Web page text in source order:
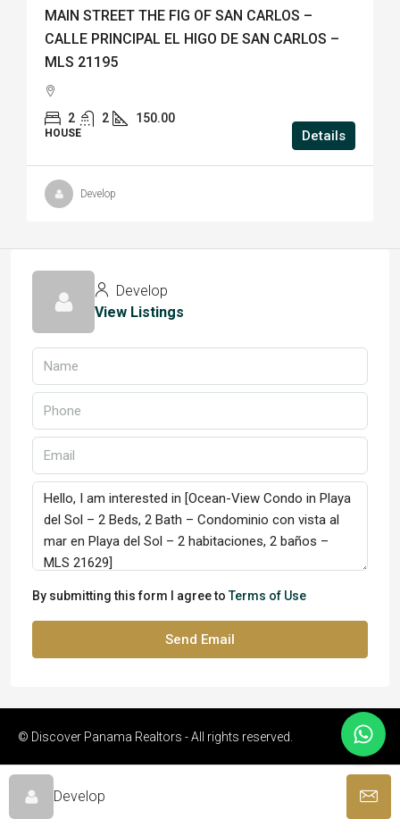
MAIN STREET THE FIG OF SAN CARLOS –
CALLE PRINCIPAL EL HIGO DE SAN CARLOS –
MLS 21195
2 2 150.00
HOUSE Details
Develop
Develop
View Listings
By submitting this form I agree toTerms of Use
Send Email
Develop
© Discover Panama Realtors - All rights reserved.